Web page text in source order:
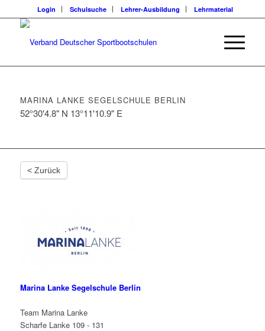
Login Schulsuche Lehrer-Ausbildung Lehrmaterial
MARINA LANKE SEGELSCHULE BERLIN
52°30'4.8" N 13°11'10.9" E
< Zurück
Marina Lanke Segelschule Berlin
Team Marina Lanke
Scharfe Lanke 109 - 131